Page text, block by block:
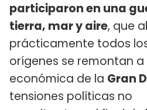
participaron en una
tierra, mar y aire, que
prácticamente todos
orígenes se remontan a
económica de la Gran
tensiones políticas no